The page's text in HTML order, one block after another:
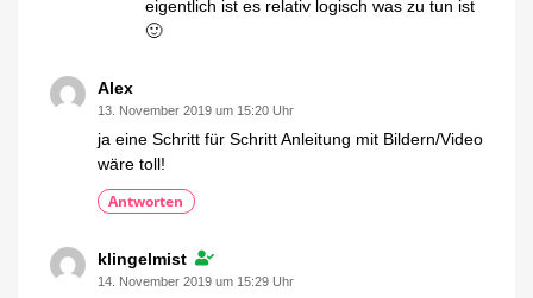
eigentlich ist es relativ logisch was zu tun ist
🙂
Alex
13. November 2019 um 15:20 Uhr
ja eine Schritt für Schritt Anleitung mit Bildern/Video
wäre toll!
Antworten
klingelmist
14. November 2019 um 15:29 Uhr